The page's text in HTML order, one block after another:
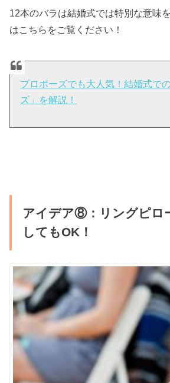
12本のバラは結婚式では特別な意味
はこちらをご覧ください！
プロポーズでも大人気！結婚式で
ズ」を解説！
アイデア⑧：リングピロ
してもOK！